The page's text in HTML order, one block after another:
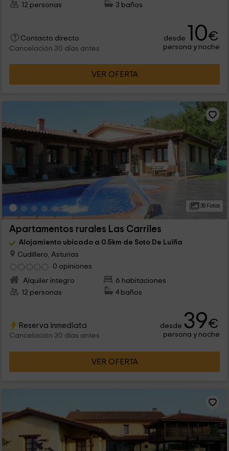
12 personas
3 baños
Contacto directo
Cancelación 30 días antes
desde 10€
persona y noche
VER OFERTA
35 Fotos
Apartamentos rurales Las Carriles
Alojamiento ubicado a 0.5km de Soto De Luiña
Cudillero, Asturias
0 opiniones
Alquiler íntegro
6 habitaciones
12 personas
4 baños
Reserva inmediata
Cancelación 30 días antes
desde 39€
persona y noche
VER OFERTA